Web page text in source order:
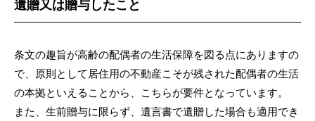
遺贈又は贈与したこと
条文の趣旨が高齢の配偶者の生活保障を図る点にありますの
で、原則として居住用の不動産こそが残された配偶者の生活
の本拠といえることから、こちらが要件となっています。
また、生前贈与に限らず、遺言書で遺贈した場合も適用でき